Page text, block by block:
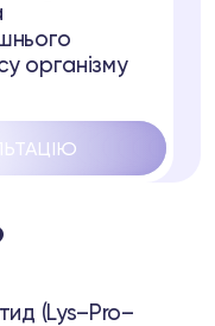
організму
(Lys–Pro–